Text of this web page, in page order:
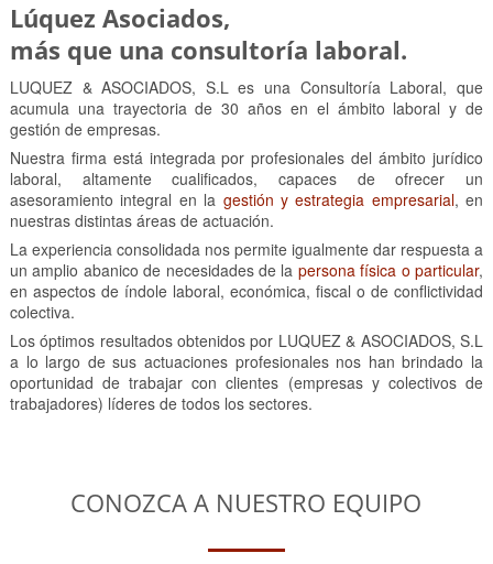
Lúquez Asociados,
más que una consultoría laboral.
LUQUEZ & ASOCIADOS, S.L es una Consultoría Laboral, que
acumula una trayectoria de 30 años en el ámbito laboral y de
gestión de empresas.
Nuestra firma está integrada por profesionales del ámbito jurídico
laboral, altamente cualificados, capaces de ofrecer un
asesoramiento integral en la gestión y estrategia empresarial, en
nuestras distintas áreas de actuación.
La experiencia consolidada nos permite igualmente dar respuesta a
un amplio abanico de necesidades de la persona física o particular,
en aspectos de índole laboral, económica, fiscal o de conflictividad
colectiva.
Los óptimos resultados obtenidos por LUQUEZ & ASOCIADOS, S.L
a lo largo de sus actuaciones profesionales nos han brindado la
oportunidad de trabajar con clientes (empresas y colectivos de
trabajadores) líderes de todos los sectores.
CONOZCA A NUESTRO EQUIPO